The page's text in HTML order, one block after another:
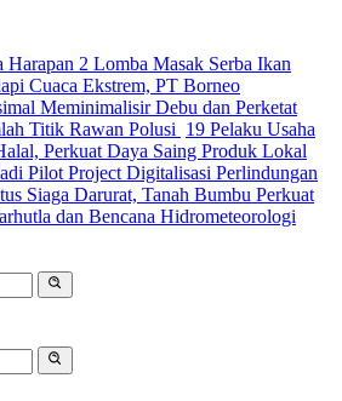
Harapan 2 Lomba Masak Serba Ikan
Cuaca Ekstrem, PT Borneo
Meminimalisir Debu dan Perketat
Titik Rawan Polusi 19 Pelaku Usaha
Perkuat Daya Saing Produk Lokal
Pilot Project Digitalisasi Perlindungan
Siaga Darurat, Tanah Bumbu Perkuat
dan Bencana Hidrometeorologi